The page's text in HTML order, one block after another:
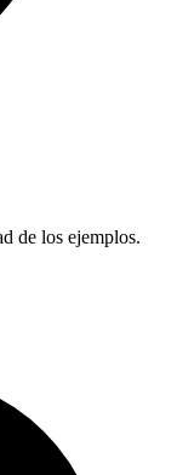
de los ejemplos.